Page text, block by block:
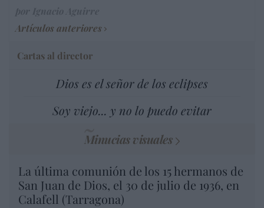
Artículos anteriores
Cartas al director
Dios es el señor de los eclipses
Soy viejo... y no lo puedo evitar
Minucias visuales
La última comunión de los 15 hermanos de
San Juan de Dios, el 30 de julio de 1936, en
Calafell (Tarragona)